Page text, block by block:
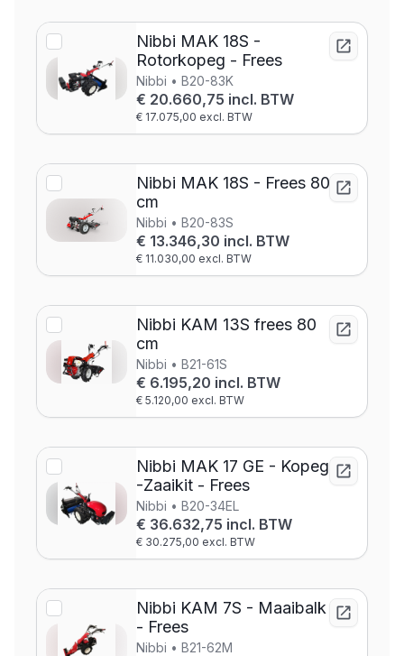
Nibbi MAK 18S -
Rotorkopeg - Frees
Nibbi • B20-83K
€ 20.660,75 incl. BTW
€ 17.075,00 excl. BTW
Nibbi MAK 18S - Frees 80
cm
Nibbi • B20-83S
€ 13.346,30 incl. BTW
€ 11.030,00 excl. BTW
Nibbi KAM 13S frees 80
cm
Nibbi • B21-61S
€ 6.195,20 incl. BTW
€ 5.120,00 excl. BTW
Nibbi MAK 17 GE - Kopeg
-Zaaikit - Frees
Nibbi • B20-34EL
€ 36.632,75 incl. BTW
€ 30.275,00 excl. BTW
Nibbi KAM 7S - Maaibalk
- Frees
Nibbi • B21-62M